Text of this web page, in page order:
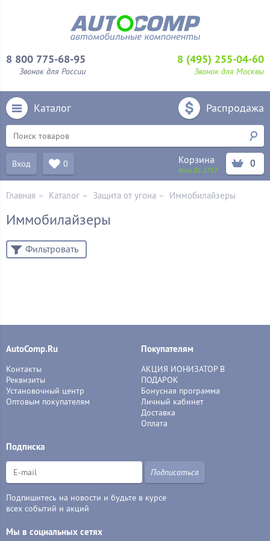
8 800 775-68-95
Звонок для России
8 (495) 255-04-60
Звонок для Москвы
Каталог Распродажа
Вход 0 Корзина
Ваш ID: 1717
0
Главная – Каталог – Защита от угона – Иммобилайзеры
Иммобилайзеры
Фильтровать
AutoComp.Ru
Контакты
Реквизиты
Установочный центр
Оптовым покупателям
Покупателям
АКЦИЯ ИОНИЗАТОР В
ПОДАРОК
Бонусная программа
Личный кабинет
Доставка
Оплата
Подписка
Подписаться
Подпишитесь на новости и будьте в курсе
всех событий и акций
Мы в социальных сетях